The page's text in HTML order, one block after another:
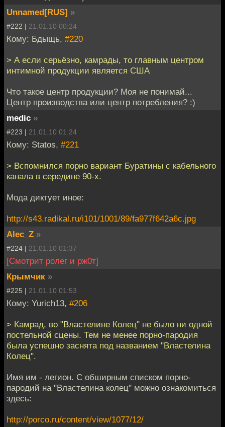
Unnamed[RUS] »
#222 | 21.01.10 00:24
Кому: Бдыщь, #220
> А если серьёзно, камрады, то главным центром
интимной продукции является США
Что такое центр продукции? Моя не понимай...
Центр производства или центр потребления? :)
medic »
#223 | 21.01.10 01:24
Кому: Statos, #221
> Вспомнился порно вариант Буратины с кабельного
канала в середине 90-х.
Мода диктует иное:
http://s43.radikal.ru/i101/1001/89/fa977f642a6c.jpg
Alec_Z »
#224 | 21.01.10 01:37
[Смотрит ролег и рж0т]
Крымчик »
#225 | 21.01.10 01:53
Кому: Yurich13, #206
> Камрад, во "Властелине Колец" не было ни одной
постельной сцены. Тем не менее порно-пародия
была успешно заснята под названием "Властелина
Колец".
Имя им - легион. С обширным списком порно-
пародий на "Властелина колец" можно ознакомиться
здесь:
http://porco.ru/content/view/1077/12/